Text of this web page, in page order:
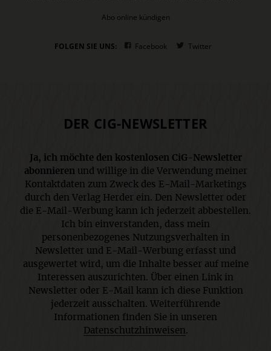
Abo online kündigen
FOLGEN SIE UNS: Facebook Twitter
DER CIG-NEWSLETTER
Ja, ich möchte den kostenlosen CiG-Newsletter
abonnierenund willige in die Verwendung meiner
Kontaktdaten zum Zweck des E-Mail-Marketings
durch den Verlag Herder ein. Den Newsletter oder
die E-Mail-Werbung kann ich jederzeit abbestellen.
Ich bin einverstanden, dass mein
personenbezogenes Nutzungsverhalten in
Newsletter und E-Mail-Werbung erfasst und
ausgewertet wird, um die Inhalte besser auf meine
Interessen auszurichten. Über einen Link in
Newsletter oder E-Mail kann ich diese Funktion
jederzeit ausschalten. Weiterführende
Informationen finden Sie in unseren
Datenschutzhinweisen.